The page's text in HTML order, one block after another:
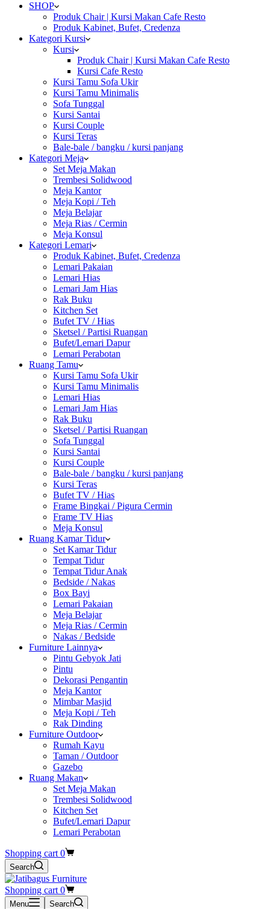
SHOP
Produk Chair | Kursi Makan Cafe Resto
Produk Kabinet, Bufet, Credenza
Kategori Kursi
Kursi
Produk Chair | Kursi Makan Cafe Resto
Kursi Cafe Resto
Kursi Tamu Sofa Ukir
Kursi Tamu Minimalis
Sofa Tunggal
Kursi Santai
Kursi Couple
Kursi Teras
Bale-bale / bangku / kursi panjang
Kategori Meja
Set Meja Makan
Trembesi Solidwood
Meja Kantor
Meja Kopi / Teh
Meja Belajar
Meja Rias / Cermin
Meja Konsul
Kategori Lemari
Produk Kabinet, Bufet, Credenza
Lemari Pakaian
Lemari Hias
Lemari Jam Hias
Rak Buku
Kitchen Set
Bufet TV / Hias
Sketsel / Partisi Ruangan
Bufet/Lemari Dapur
Lemari Perabotan
Ruang Tamu
Kursi Tamu Sofa Ukir
Kursi Tamu Minimalis
Lemari Hias
Lemari Jam Hias
Rak Buku
Sketsel / Partisi Ruangan
Sofa Tunggal
Kursi Santai
Kursi Couple
Bale-bale / bangku / kursi panjang
Kursi Teras
Bufet TV / Hias
Frame Bingkai / Pigura Cermin
Frame TV Hias
Meja Konsul
Ruang Kamar Tidur
Set Kamar Tidur
Tempat Tidur
Tempat Tidur Anak
Bedside / Nakas
Box Bayi
Lemari Pakaian
Meja Belajar
Meja Rias / Cermin
Nakas / Bedside
Furniture Lainnya
Pintu Gebyok Jati
Pintu
Dekorasi Pengantin
Meja Kantor
Mimbar Masjid
Meja Kopi / Teh
Rak Dinding
Furniture Outdoor
Rumah Kayu
Taman / Outdoor
Gazebo
Ruang Makan
Set Meja Makan
Trembesi Solidwood
Kitchen Set
Bufet/Lemari Dapur
Lemari Perabotan
Shopping cart 0
Search
Shopping cart 0
Menu Search